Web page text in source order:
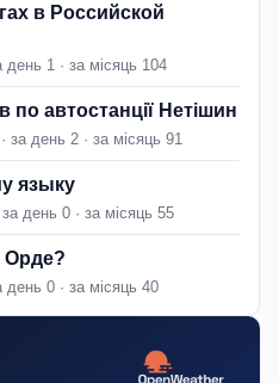
в Российской
день 1 · за місяць 104
по автостанції Нетішин
за день 2 · за місяць 91
языку
день 0 · за місяць 55
Орде?
день 0 · за місяць 40